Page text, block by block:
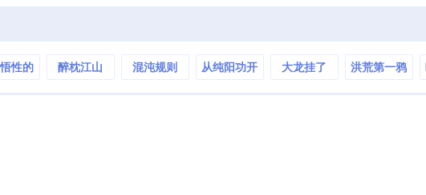
性的
醉枕江山 混沌规则
从纯阳功开
大龙挂了 洪荒第一鸦